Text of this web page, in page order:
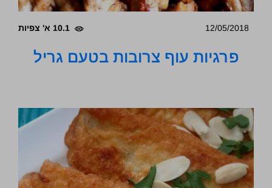
12/05/2018 10.1 א' צפיות
פרגיות עוף צרובות בטעם גריל